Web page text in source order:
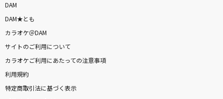
DAM
DAM★とも
カラオケ＠DAM
サイトのご利用について
カラオケご利用にあたっての注意事項
利用規約
特定商取引法に基づく表示